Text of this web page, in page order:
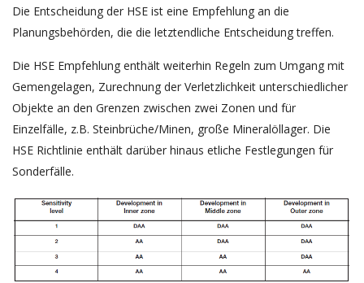
Die Entscheidung der HSE ist eine Empfehlung an die
Planungsbehörden, die die letztendliche Entscheidung treffen.
Die HSE Empfehlung enthält weiterhin Regeln zum Umgang mit
Gemengelagen, Zurechnung der Verletzlichkeit unterschiedlicher
Objekte an den Grenzen zwischen zwei Zonen und für
Einzelfälle, z.B. Steinbrüche/Minen, große Mineralöllager. Die
HSE Richtlinie enthält darüber hinaus etliche Festlegungen für
Sonderfälle.